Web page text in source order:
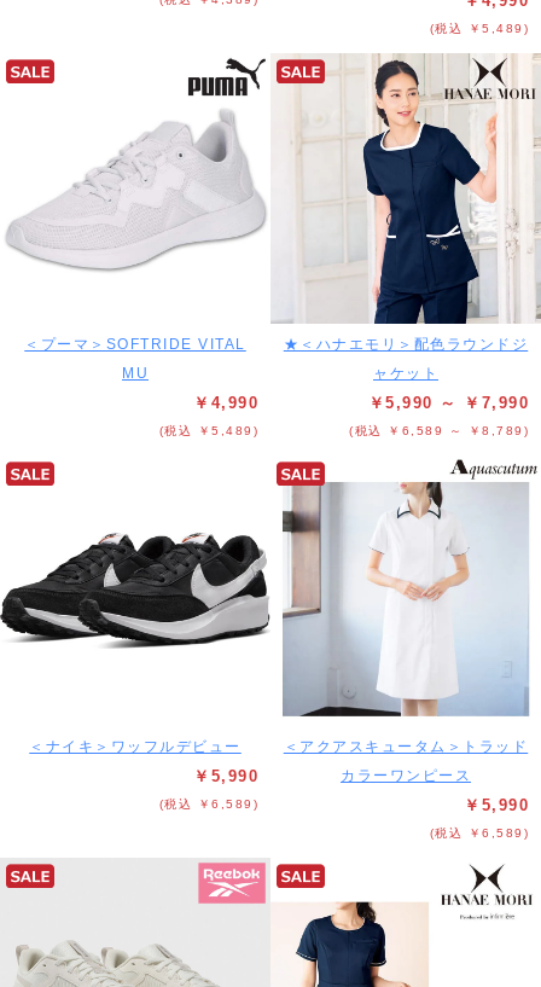
(税込 ￥5,489)
＜プーマ＞SOFTRIDE VITAL
MU
￥4,990
(税込 ￥5,489)
★＜ハナエモリ＞配色ラウンドジ
ャケット
￥5,990 ～ ￥7,990
(税込 ￥6,589 ～ ￥8,789)
＜ナイキ＞ワッフルデビュー
￥5,990
(税込 ￥6,589)
＜アクアスキュータム＞トラッド
カラーワンピース
￥5,990
(税込 ￥6,589)